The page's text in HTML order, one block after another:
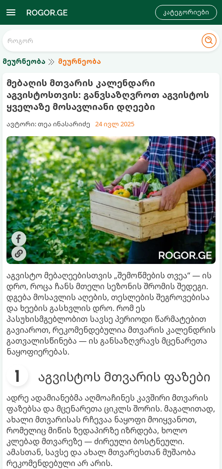
კატეგორიები
მეურნეობა მეურნეობა
მებაღის მთვარის კალენდარი
აგვისტოსთვის: განვსაზღვროთ აგვისტოს
ყველაზე მოსავლიანი დღეები
ავტორი: თეა ინასარიძე 24 ივლ 2025
აგვისტო მებაღეებისთვის „შემოწმების თვეა“ — ის
დრო, როცა ჩანს მთელი სეზონის შრომის შედეგი.
დგება მოსავლის აღების, თესლების შეგროვებისა
და ხეების გასხვლის დრო. რომ ეს
პასუხისმგებლობით სავსე პერიოდი წარმატებით
გავიაროთ, რეკომენდებულია მთვარის კალენდრის
გათვალისწინება — ის განსაზღვრავს მცენარეთა
ნაყოფიერებას.
აგვისტოს მთვარის ფაზები
ადრე ადამიანებმა აღმოაჩინეს კავშირი მთვარის
ფაზებსა და მცენარეთა ციკლს შორის. მაგალითად,
ახალი მთვარისას რჩევაა ნაყოფი მოიყვანოთ,
რომელიც მიწის ზედაპირზე იზრდება, ხოლო
კლებად მთვარეზე — ძირეული ბოსტნეული.
ამასთან, სავსე და ახალ მთვარესთან მუშაობა
რეკომენდებული არ არის.